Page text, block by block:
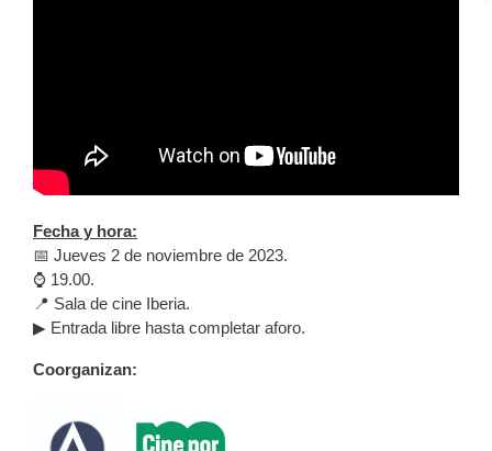
Fecha y hora:
📅 Jueves 2 de noviembre de 2023.
⌚️ 19.00.
📍 Sala de cine Iberia.
▶ Entrada libre hasta completar aforo.
Coorganizan: